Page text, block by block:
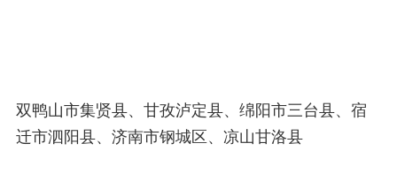
双鸭山市集贤县、甘孜泸定县、绵阳市三台县、宿
迁市泗阳县、济南市钢城区、凉山甘洛县